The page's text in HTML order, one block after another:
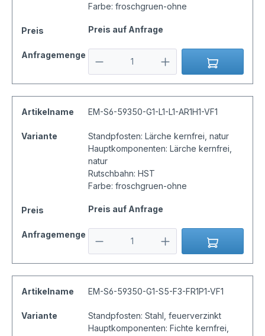
Farbe: froschgruen-ohne
Preis Preis auf Anfrage
Anfragemenge
Artikelname EM-S6-59350-G1-L1-L1-AR1H1-VF1
Variante
Standpfosten: Lärche kernfrei, natur
Hauptkomponenten: Lärche kernfrei,
natur
Rutschbahn: HST
Farbe: froschgruen-ohne
Preis Preis auf Anfrage
Anfragemenge
Artikelname EM-S6-59350-G1-S5-F3-FR1P1-VF1
Variante
Standpfosten: Stahl, feuerverzinkt
Hauptkomponenten: Fichte kernfrei,